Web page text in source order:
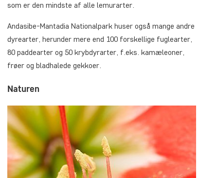
som er den mindste af alle lemurarter.
Andasibe-Mantadia Nationalpark huser også mange andre
dyrearter, herunder mere end 100 forskellige fuglearter,
80 paddearter og 50 krybdyrarter, f.eks. kamæleoner,
frøer og bladhalede gekkoer.
Naturen